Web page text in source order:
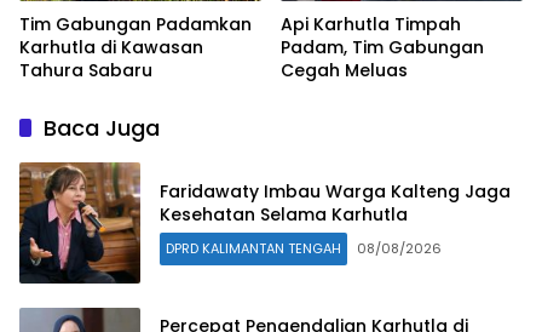
Tim Gabungan Padamkan
Karhutla di Kawasan
Tahura Sabaru
Api Karhutla Timpah
Padam, Tim Gabungan
Cegah Meluas
Baca Juga
Faridawaty Imbau Warga Kalteng Jaga
Kesehatan Selama Karhutla
DPRD KALIMANTAN TENGAH 08/08/2026
Percepat Pengendalian Karhutla di